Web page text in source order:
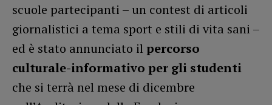
scuole partecipanti – un contest di articoli
giornalistici a tema sport e stili di vita sani –
ed è stato annunciato il percorso
culturale-informativo per gli studenti
che si terrà nel mese di dicembre